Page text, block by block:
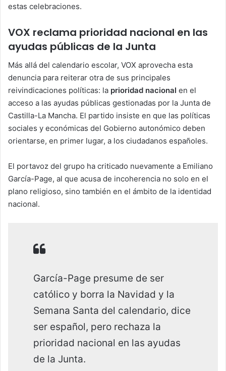
estas celebraciones.
VOX reclama prioridad nacional en las
ayudas públicas de la Junta
Más allá del calendario escolar, VOX aprovecha esta
denuncia para reiterar otra de sus principales
reivindicaciones políticas: la prioridad nacional en el
acceso a las ayudas públicas gestionadas por la Junta de
Castilla-La Mancha. El partido insiste en que las políticas
sociales y económicas del Gobierno autonómico deben
orientarse, en primer lugar, a los ciudadanos españoles.
El portavoz del grupo ha criticado nuevamente a Emiliano
García-Page, al que acusa de incoherencia no solo en el
plano religioso, sino también en el ámbito de la identidad
nacional.
García-Page presume de ser
católico y borra la Navidad y la
Semana Santa del calendario, dice
ser español, pero rechaza la
prioridad nacional en las ayudas
de la Junta.